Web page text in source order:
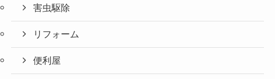
害虫駆除
リフォーム
便利屋